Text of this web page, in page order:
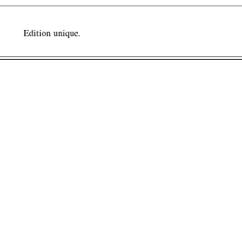
Edition unique.